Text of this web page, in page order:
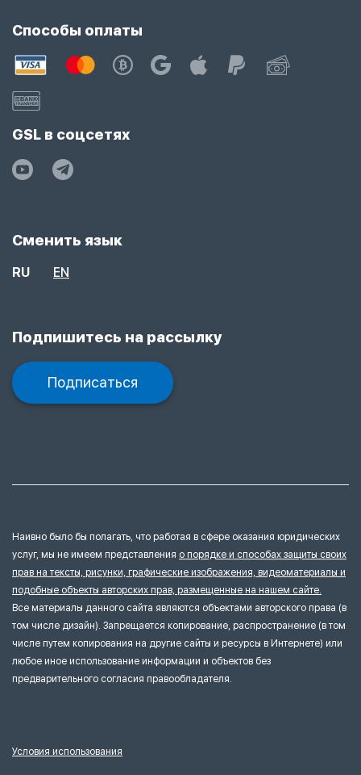
Способы оплаты
GSL в соцсетях
Сменить язык
RU EN
Подпишитесь на рассылку
Подписаться
Наивно было бы полагать, что работая в сфере оказания юридических
услуг, мы не имеем представления о порядке и способах защиты своих
прав на тексты, рисунки, графические изображения, видеоматериалы и
подобные объекты авторских прав, размещенные на нашем сайте.
Все материалы данного сайта являются объектами авторского права (в
том числе дизайн). Запрещается копирование, распространение (в том
числе путем копирования на другие сайты и ресурсы в Интернете) или
любое иное использование информации и объектов без
предварительного согласия правообладателя.
Условия использования